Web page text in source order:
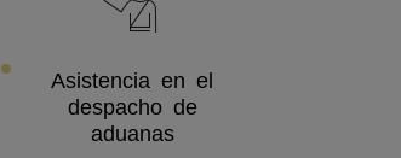
Asistencia en el
despacho de
aduanas